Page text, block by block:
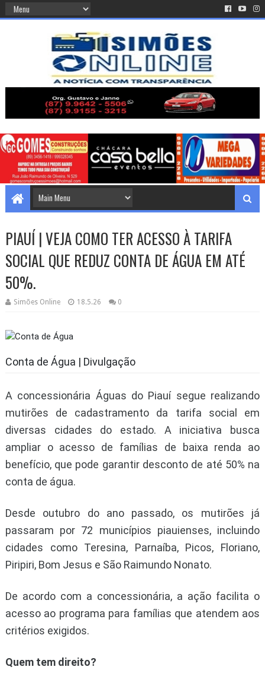
PIAUÍ | VEJA COMO TER ACESSO À TARIFA
SOCIAL QUE REDUZ CONTA DE ÁGUA EM ATÉ
50%.
Simões Online 18.5.26 0
Conta de Água | Divulgação
A concessionária Águas do Piauí segue realizando
mutirões de cadastramento da tarifa social em
diversas cidades do estado. A iniciativa busca
ampliar o acesso de famílias de baixa renda ao
benefício, que pode garantir desconto de até 50% na
conta de água.
Desde outubro do ano passado, os mutirões já
passaram por 72 municípios piauienses, incluindo
cidades como Teresina, Parnaíba, Picos, Floriano,
Piripiri, Bom Jesus e São Raimundo Nonato.
De acordo com a concessionária, a ação facilita o
acesso ao programa para famílias que atendem aos
critérios exigidos.
Quem tem direito?